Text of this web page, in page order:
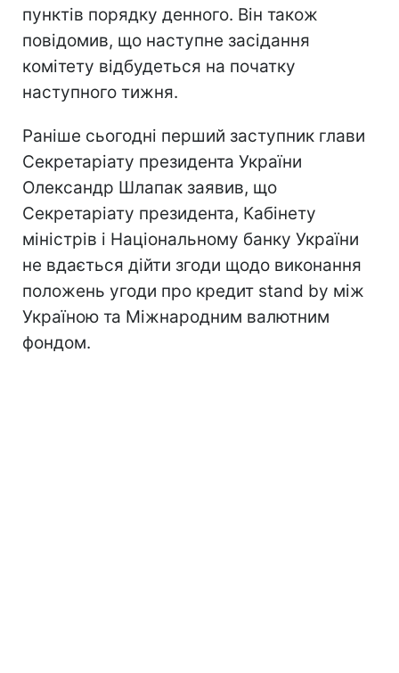
пунктів порядку денного. Він також
повідомив, що наступне засідання
комітету відбудеться на початку
наступного тижня.
Раніше сьогодні перший заступник глави
Секретаріату президента України
Олександр Шлапак заявив, що
Секретаріату президента, Кабінету
міністрів і Національному банку України
не вдається дійти згоди щодо виконання
положень угоди про кредит stand by між
Україною та Міжнародним валютним
фондом.